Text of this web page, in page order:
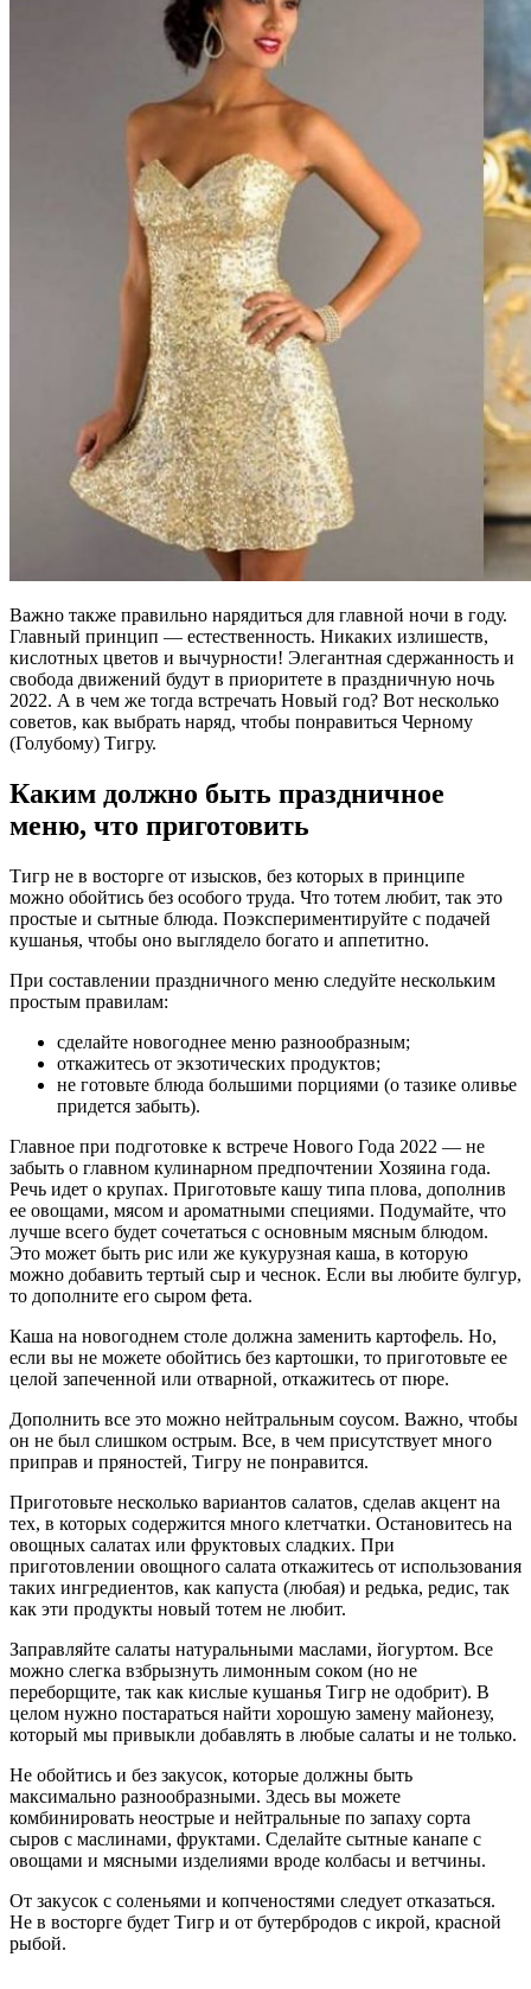
Важно также правильно нарядиться для главной ночи в году.
Главный принцип — естественность. Никаких излишеств,
кислотных цветов и вычурности! Элегантная сдержанность и
свобода движений будут в приоритете в праздничную ночь
2022. А в чем же тогда встречать Новый год? Вот несколько
советов, как выбрать наряд, чтобы понравиться Черному
(Голубому) Тигру.
Каким должно быть праздничное
меню, что приготовить
Тигр не в восторге от изысков, без которых в принципе
можно обойтись без особого труда. Что тотем любит, так это
простые и сытные блюда. Поэкспериментируйте с подачей
кушанья, чтобы оно выглядело богато и аппетитно.
При составлении праздничного меню следуйте нескольким
простым правилам:
сделайте новогоднее меню разнообразным;
откажитесь от экзотических продуктов;
не готовьте блюда большими порциями (о тазике оливье
придется забыть).
Главное при подготовке к встрече Нового Года 2022 — не
забыть о главном кулинарном предпочтении Хозяина года.
Речь идет о крупах. Приготовьте кашу типа плова, дополнив
ее овощами, мясом и ароматными специями. Подумайте, что
лучше всего будет сочетаться с основным мясным блюдом.
Это может быть рис или же кукурузная каша, в которую
можно добавить тертый сыр и чеснок. Если вы любите булгур,
то дополните его сыром фета.
Каша на новогоднем столе должна заменить картофель. Но,
если вы не можете обойтись без картошки, то приготовьте ее
целой запеченной или отварной, откажитесь от пюре.
Дополнить все это можно нейтральным соусом. Важно, чтобы
он не был слишком острым. Все, в чем присутствует много
приправ и пряностей, Тигру не понравится.
Приготовьте несколько вариантов салатов, сделав акцент на
тех, в которых содержится много клетчатки. Остановитесь на
овощных салатах или фруктовых сладких. При
приготовлении овощного салата откажитесь от использования
таких ингредиентов, как капуста (любая) и редька, редис, так
как эти продукты новый тотем не любит.
Заправляйте салаты натуральными маслами, йогуртом. Все
можно слегка взбрызнуть лимонным соком (но не
переборщите, так как кислые кушанья Тигр не одобрит). В
целом нужно постараться найти хорошую замену майонезу,
который мы привыкли добавлять в любые салаты и не только.
Не обойтись и без закусок, которые должны быть
максимально разнообразными. Здесь вы можете
комбинировать неострые и нейтральные по запаху сорта
сыров с маслинами, фруктами. Сделайте сытные канапе с
овощами и мясными изделиями вроде колбасы и ветчины.
От закусок с соленьями и копченостями следует отказаться.
Не в восторге будет Тигр и от бутербродов с икрой, красной
рыбой.